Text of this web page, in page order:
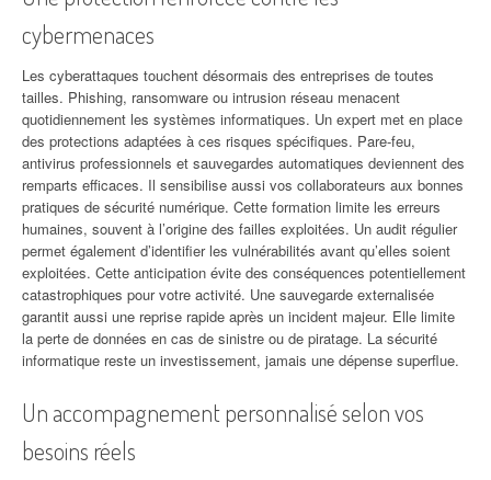
cybermenaces
Les cyberattaques touchent désormais des entreprises de toutes
tailles. Phishing, ransomware ou intrusion réseau menacent
quotidiennement les systèmes informatiques. Un expert met en place
des protections adaptées à ces risques spécifiques. Pare-feu,
antivirus professionnels et sauvegardes automatiques deviennent des
remparts efficaces. Il sensibilise aussi vos collaborateurs aux bonnes
pratiques de sécurité numérique. Cette formation limite les erreurs
humaines, souvent à l’origine des failles exploitées. Un audit régulier
permet également d’identifier les vulnérabilités avant qu’elles soient
exploitées. Cette anticipation évite des conséquences potentiellement
catastrophiques pour votre activité. Une sauvegarde externalisée
garantit aussi une reprise rapide après un incident majeur. Elle limite
la perte de données en cas de sinistre ou de piratage. La sécurité
informatique reste un investissement, jamais une dépense superflue.
Un accompagnement personnalisé selon vos
besoins réels